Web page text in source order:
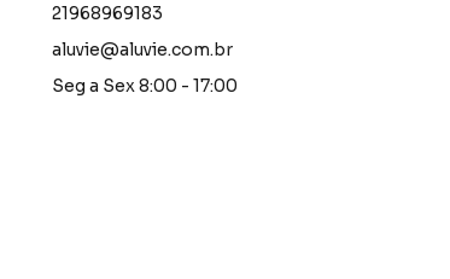
21968969183
aluvie@aluvie.com.br
Seg a Sex 8:00 - 17:00